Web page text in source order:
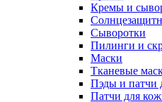
Кремы и
Сыворотки
Пилинги и
Маски
Тканевые
Пэды и патчи
Патчи для